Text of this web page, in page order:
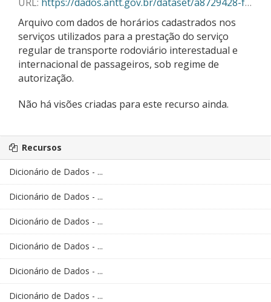
Arquivo com dados de horários cadastrados nos
serviços utilizados para a prestação do serviço
regular de transporte rodoviário interestadual e
internacional de passageiros, sob regime de
autorização.
Não há visões criadas para este recurso ainda.
Recursos
Dicionário de Dados - ...
Dicionário de Dados - ...
Dicionário de Dados - ...
Dicionário de Dados - ...
Dicionário de Dados - ...
Dicionário de Dados - ...